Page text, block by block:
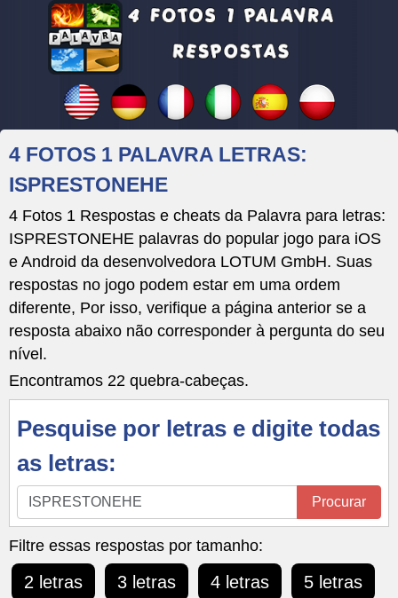
4 FOTOS 1 PALAVRA LETRAS:
ISPRESTONEHE
4 Fotos 1 Respostas e cheats da Palavra para letras:
ISPRESTONEHE palavras do popular jogo para iOS
e Android da desenvolvedora LOTUM GmbH. Suas
respostas no jogo podem estar em uma ordem
diferente, Por isso, verifique a página anterior se a
resposta abaixo não corresponder à pergunta do seu
nível.
Encontramos 22 quebra-cabeças.
Pesquise por letras e digite todas
as letras:
Pesquise
por
letras
e
digite
Procurar
Filtre essas respostas por tamanho:
2 letras 3 letras 4 letras 5 letras